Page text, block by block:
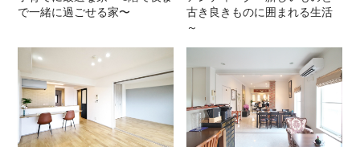
で一緒に過ごせる家〜
古き良きものに囲まれる生活
～